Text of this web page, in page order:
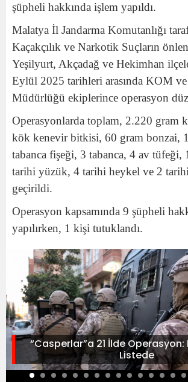
şüpheli hakkında işlem yapıldı.
Malatya İl Jandarma Komutanlığı
Kaçakçılık ve Narkotik Suçların
Yeşilyurt, Akçadağ ve Hekimhan
Eylül 2025 tarihleri arasında KOM
Müdürlüğü ekiplerince operasyon
Operasyonlarda toplam, 2.220 gram
kök kenevir bitkisi, 60 gram bonzai,
tabanca fişeği, 3 tabanca, 4 av tüfeği,
tarihi yüzük, 4 tarihi heykel ve 2
geçirildi.
Operasyon kapsamında 9 şüpheli
yapılırken, 1 kişi tutuklandı.
“Casperlar”a 21 İlde
Listede